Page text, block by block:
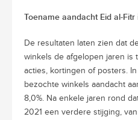
Toename aandacht Eid al-Fitr
De resultaten laten zien dat
winkels de afgelopen jaren is
acties, kortingen of posters.
bezochte winkels aandacht
8,0%. Na enkele jaren rond
2021 een verdere stijging, van